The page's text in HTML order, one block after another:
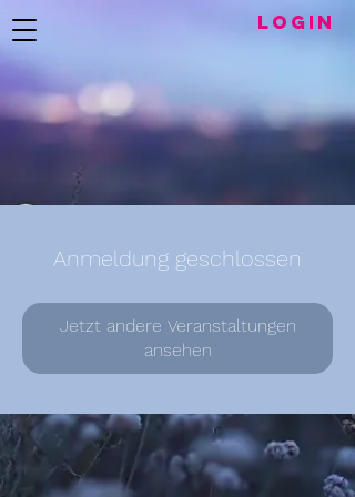
LogIN
Anmeldung geschlossen
Jetzt andere Veranstaltungen
ansehen